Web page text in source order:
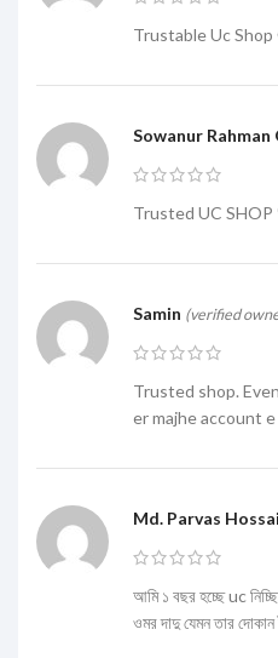
Trustable Uc
Sowanur Rahman
Trusted UC SHOP
Samin (verified
Trusted shop.
er majhe account
Md. Parvas
আমি ১ বছর হচ্ছে uc
ওমর দাদু যেমন তার